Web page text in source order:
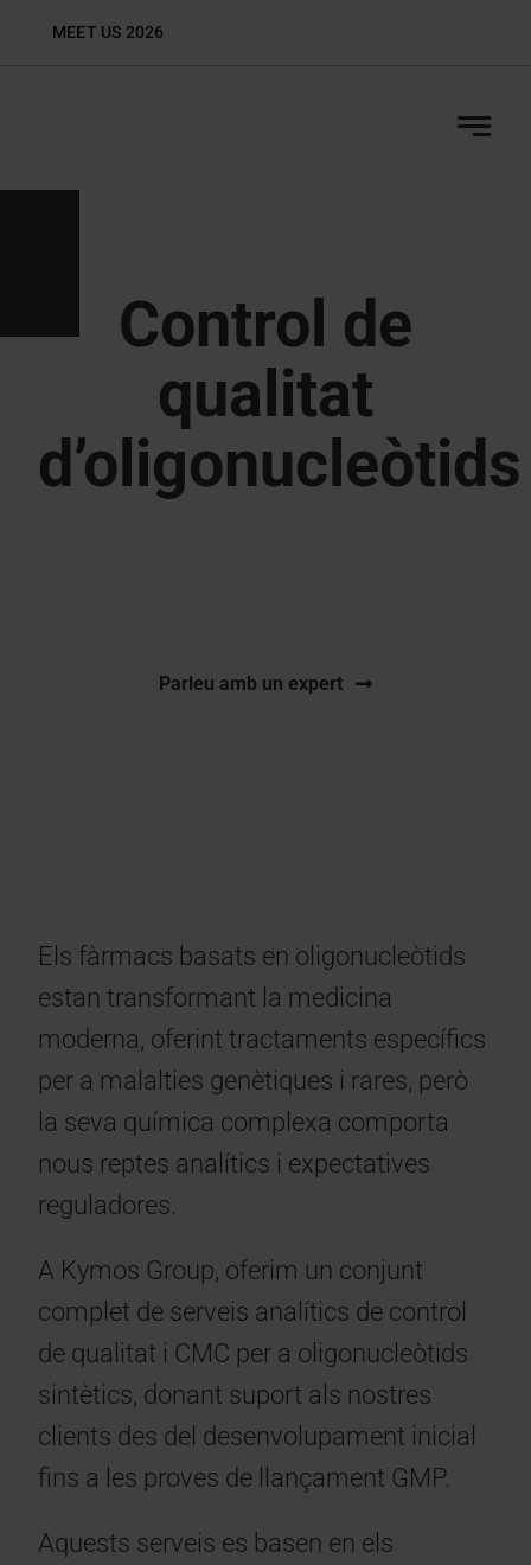
MEET US 2026
Control de
qualitat
d’oligonucleòtids
Parleu amb un expert
Els fàrmacs basats en oligonucleòtids
estan transformant la medicina
moderna, oferint tractaments específics
per a malalties genètiques i rares, però
la seva química complexa comporta
nous reptes analítics i expectatives
reguladores.
A Kymos Group, oferim un conjunt
complet de serveis analítics de control
de qualitat i CMC per a oligonucleòtids
sintètics, donant suport als nostres
clients des del desenvolupament inicial
fins a les proves de llançament GMP.
Aquests serveis es basen en els